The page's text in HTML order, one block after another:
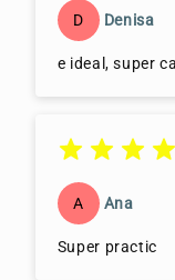
D Denisa
e ideal, super
A Ana
Super practic